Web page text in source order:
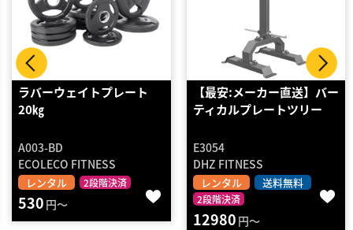
【最安:メーカー直送】バー
ティカルプレートツリー
E3054
DHZ FITNESS
レンタル 送料無料
2段階決済
12980円～
オリンピックプレートＴ
Ｈ ２．５ｋｇ ２個セッ
PO001ST250
BODYMAKER
レンタル 送料無料
2段階決済
110円～